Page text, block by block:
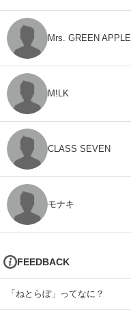
Mrs. GREEN APPLE
M!LK
CLASS SEVEN
モナキ
FEEDBACK
「ねとらぼ」ってなに？